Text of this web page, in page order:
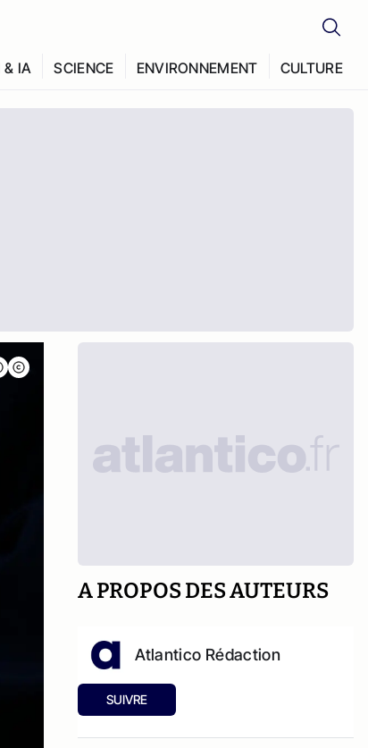
& IA SCIENCE ENVIRONNEMENT CULTURE
A PROPOS DES AUTEURS
Atlantico Rédaction
SUIVRE